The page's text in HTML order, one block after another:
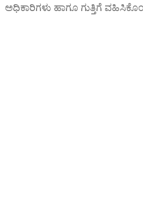
ಅಧಿಕಾರಿಗಳು ಹಾಗೂ ಗುತ್ತಿಗೆ